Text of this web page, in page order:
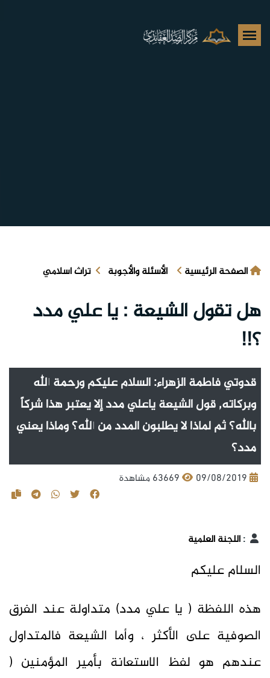
الصفحة الرئيسية الأسئلة والأجوبة تراث اسلامي
هل تقول الشيعة : يا علي مدد
؟!!
قدوتي فاطمة الزهراء‏: السلام عليكم ورحمة الله
وبركاته, قول الشيعة ياعلي مدد إلا يعتبر هذا شركاً
بالله؟ ثم لماذا لا يطلبون المدد من الله؟ وماذا يعني
مدد؟
09/08/2019 63669 مشاهدة
:اللجنة العلمية
السلام عليكم
هذه اللفظة ( يا علي مدد) متداولة عند الفرق
الصوفية على الأكثر ، وأما الشيعة فالمتداول
عندهم هو لفظ الاستعانة بأمير المؤمنين (